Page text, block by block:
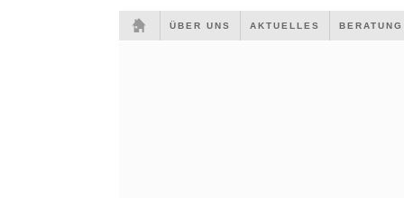
ÜBER UNS AKTUELLES